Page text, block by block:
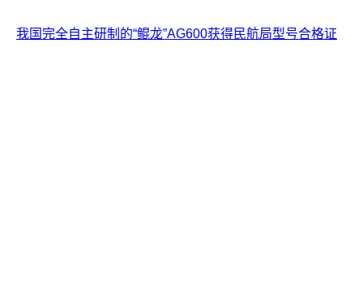
我国完全自主研制的“鲲龙”AG600获得民航局型号合格证